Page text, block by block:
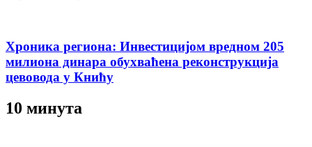
Хроника региона: Инвестицијом вредном 205
милиона динара обухваћена реконструкција
цевовода у Книћу
10 минута